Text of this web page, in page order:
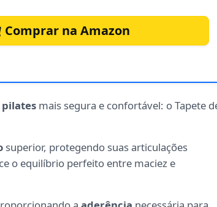
Comprar na Amazon
pilates mais segura e confortável: o Tapete
superior, protegendo suas articulações
o equilíbrio perfeito entre maciez e